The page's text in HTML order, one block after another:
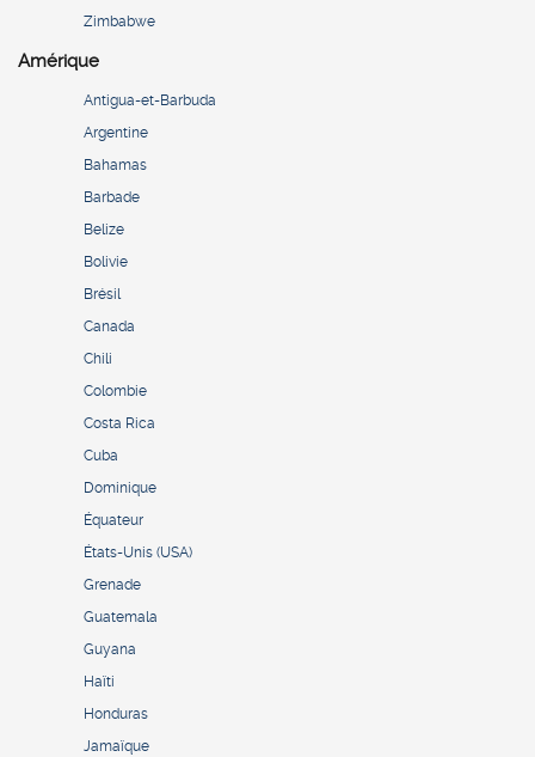
Zimbabwe
Amérique
Antigua-et-Barbuda
Argentine
Bahamas
Barbade
Belize
Bolivie
Brésil
Canada
Chili
Colombie
Costa Rica
Cuba
Dominique
Équateur
États-Unis (USA)
Grenade
Guatemala
Guyana
Haïti
Honduras
Jamaïque